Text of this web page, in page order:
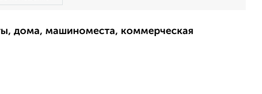
дома, машиноместа, коммерческая